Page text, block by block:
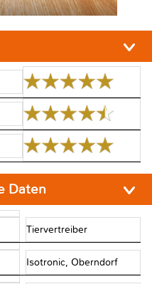
Daten
Tiervertreiber
Isotronic, Oberndorf